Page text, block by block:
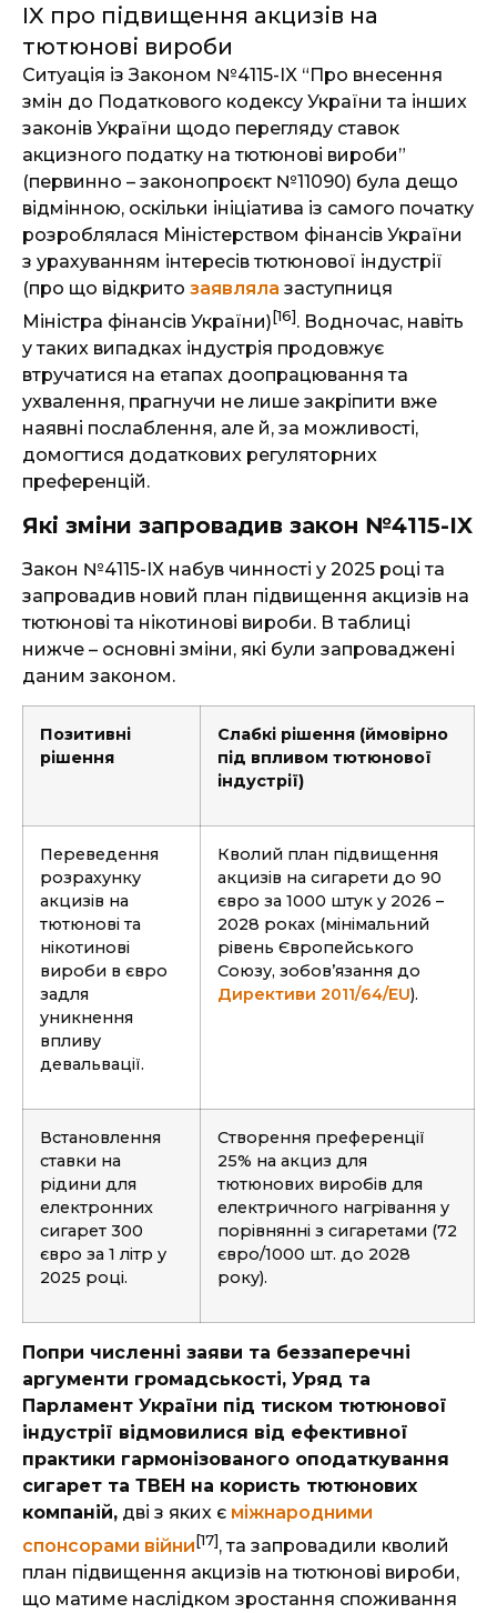
IX про підвищення акцизів на
тютюнові вироби
Ситуація із Законом №4115-IX “Про внесення
змін до Податкового кодексу України та інших
законів України щодо перегляду ставок
акцизного податку на тютюнові вироби”
(первинно – законопроєкт №11090) була дещо
відмінною, оскільки ініціатива із самого початку
розроблялася Міністерством фінансів України
з урахуванням інтересів тютюнової індустрії
(про що відкрито заявляла заступниця
Міністра фінансів України)[16]. Водночас, навіть
у таких випадках індустрія продовжує
втручатися на етапах доопрацювання та
ухвалення, прагнучи не лише закріпити вже
наявні послаблення, але й, за можливості,
домогтися додаткових регуляторних
преференцій.
Які зміни запровадив закон №4115-IX
Закон №4115-IX набув чинності у 2025 році та
запровадив новий план підвищення акцизів на
тютюнові та нікотинові вироби. В таблиці
нижче – основні зміни, які були запроваджені
даним законом.
Позитивні
рішення
Слабкі рішення (ймовірно
під впливом тютюнової
індустрії)
Переведення
розрахунку
акцизів на
тютюнові та
нікотинові
вироби в євро
задля
уникнення
впливу
девальвації.
Кволий план підвищення
акцизів на сигарети до 90
євро за 1000 штук у 2026 –
2028 роках (мінімальний
рівень Європейського
Союзу, зобовʼязання до
Директиви 2011/64/EU).
Встановлення
ставки на
рідини для
електронних
сигарет 300
євро за 1 літр у
2025 році.
Створення преференції
25% на акциз для
тютюнових виробів для
електричного нагрівання у
порівнянні з сигаретами (72
євро/1000 шт. до 2028
року).
Попри численні заяви та беззаперечні
аргументи громадськості, Уряд та
Парламент України під тиском тютюнової
індустрії відмовилися від ефективної
практики гармонізованого оподаткування
сигарет та ТВЕН на користь тютюнових
компаній, дві з яких є міжнародними
спонсорами війни[17], та запровадили кволий
план підвищення акцизів на тютюнові вироби,
що матиме наслідком зростання споживання